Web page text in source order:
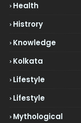
Health
Histrory
Knowledge
Kolkata
Lifestyle
Lifestyle
Mythological